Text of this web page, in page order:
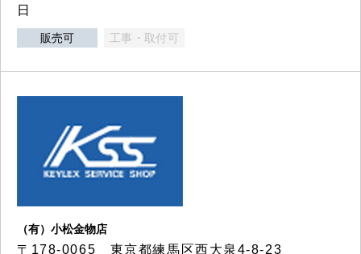
日
販売可 工事・取付可
（有）小松金物店
〒178-0065 東京都練馬区西大泉4-8-23